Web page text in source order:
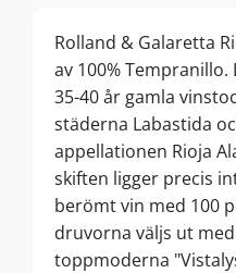
Rolland & Galaretta
av 100%
35-40 år gamla
städerna Labastida
appellationen Rioja
skiften ligger precis
berömt vin med 100
druvorna väljs ut
toppmoderna